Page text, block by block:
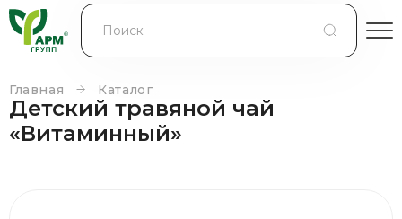
КОНТРАКТНОЕ ПРОИЗВОДСТВО
КОНТАКТЫ
Главная Каталог
Детский травяной чай
«Витаминный»